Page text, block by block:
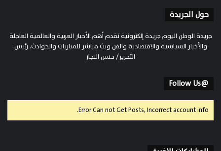
حول الجريدة
جريدة الوطن اليوم جريدة إلكترونية تقدم أهم الأخبار العربية والعالمية العاجلة
والأخبار السياسية والاقتصادية والفن وبث مباشر للمباريات والحوادث. رئيس
التحرير/ حسن النجار
@Follow Us
Error Can not Get Posts, Incorrect account info.